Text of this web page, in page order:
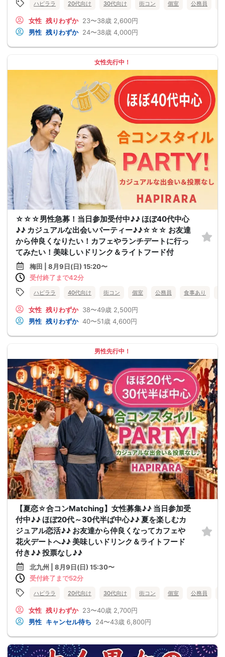
ハピララ 20代向け 30代向け 街コン 個室 公務員
女性 残りわずか 23〜38歳 2,600円
男性 残りわずか 24〜38歳 4,000円
女性先行中！
☆☆☆男性急募！当日参加受付中♪♪ ほぼ40代中心
♪♪ カジュアルな出会いパーティー♪♪☆☆☆ お友達
から仲良くなりたい！カフェやランチデートに行っ
てみたい！美味しいドリンク＆ライトフード付
梅田 | 8月9日(日) 15:20〜
受付終了まで42分
ハピララ 40代向け 街コン 個室 公務員 食事あり
女性 残りわずか 38〜49歳 2,500円
男性 残りわずか 40〜51歳 4,600円
男性先行中！
【夏恋☆合コンMatching】女性募集♪♪ 当日参加受
付中♪♪ ほぼ20代～30代半ば中心♪♪ 夏を楽しむカ
ジュアル恋活♪♪ お友達から仲良くなってカフェや
花火デートへ♪♪ 美味しいドリンク＆ライトフード
付き♪♪ 投票なし♪♪
北九州 | 8月9日(日) 15:30〜
受付終了まで52分
ハピララ 20代向け 30代向け 街コン 個室 公務員
女性 残りわずか 23〜40歳 2,700円
男性 キャンセル待ち 24〜43歳 6,800円